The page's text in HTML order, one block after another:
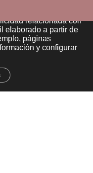
para analizar
relacionada con
elaborado a partir de
páginas
y configurar